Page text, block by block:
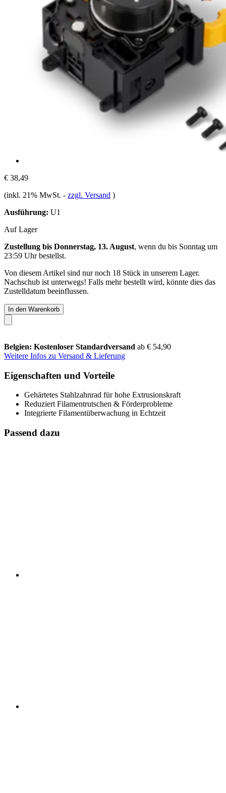
€ 38,49
(inkl. 21% MwSt. - zzgl. Versand )
Ausführung: U1
Auf Lager
Zustellung bis Donnerstag, 13. August, wenn du bis Sonntag um
23:59 Uhrbestellst.
Von diesem Artikel sind nur noch 18 Stück in unserem Lager.
Nachschub ist unterwegs! Falls mehr bestellt wird, könnte dies das
Zustelldatum beeinflussen.
In den Warenkorb
Belgien: Kostenloser Standardversand ab € 54,90
Weitere Infos zu Versand & Lieferung
Eigenschaften und Vorteile
Gehärtetes Stahlzahnrad für hohe Extrusionskraft
Reduziert Filamentrutschen & Förderprobleme
Integrierte Filamentüberwachung in Echtzeit
Passend dazu